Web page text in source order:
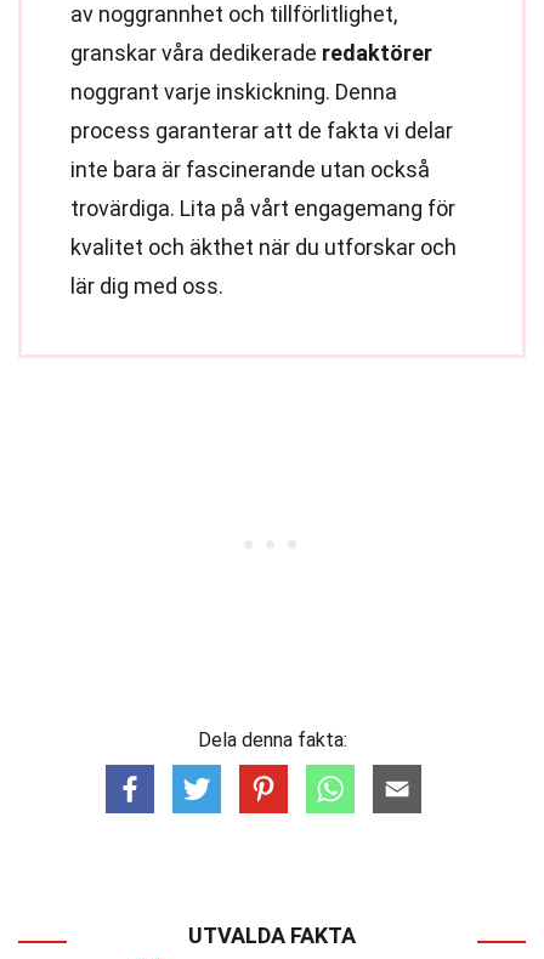
av noggrannhet och tillförlitlighet,
granskar våra dedikerade redaktörer
noggrant varje inskickning. Denna
process garanterar att de fakta vi delar
inte bara är fascinerande utan också
trovärdiga. Lita på vårt engagemang för
kvalitet och äkthet när du utforskar och
lär dig med oss.
Dela denna fakta:
UTVALDA FAKTA